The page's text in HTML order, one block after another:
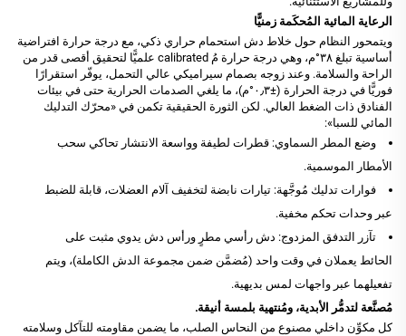
الرعاية المائية المُحكَمة زمنيًّا
ويتمحور النظام حول خلاط دش استحمام حراري ذكي، مع درجة حرارة افتراضية
أساسية تبلغ ٣٨°م، وهي درجة حرارة مُ calibrated علميًّا لتحقيق أقصى قدر من
الراحة والسلامة. وعند زوجه بصمام سيراميكي عالي التحمل، يوفّر استقرارًا
فوريًّا في درجة الحرارة (±٠٫٣°م)، ما يلغي الصدمات الحرارية حتى في بيئات
الفنادق ذات الضغط العالي. لكن الثورة الحقيقية تكمن في «محرّك التدليك
المائي للسبا»:
وضع المطر السماوي: قطرات لطيفة وواسعة الانتشار تحاكي سحب
الأمطار الموسمية.
فوارات تدليك مُوجَّهة: تيارات نابضة لتخفيف آلام العضلات، قابلة للضبط
عبر وحدات تحكم مخفية.
تآزر التدفق المزدوج: دش رأسي مطرٍ ورأس دش يدوي مثبت على
الحائط يعملان في وقت واحد (مُضمَّن ضمن مجموعة الدش الكاملة)، ويتم
تفعيلهما عبر واجهات لمس بديهية.
مُصنَّعة لتدمُّر الأبدية، ومُنتهية بلمسة أنيقة.
كل مكوِّن داخلي مصنوع من النحاس الصلب، ما يضمن مقاومته للتآكل وسلامته